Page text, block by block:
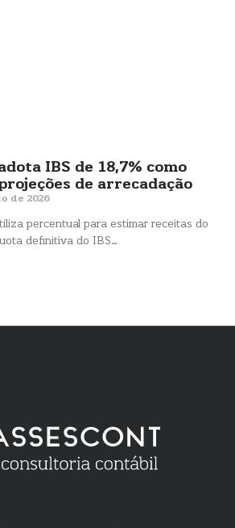
IBS de 18,7% como
de arrecadação
de 2026
percentual para estimar receitas do
definitiva do IBS…